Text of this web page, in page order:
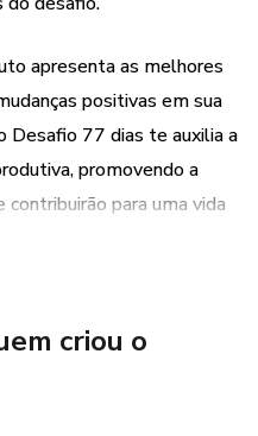
apresenta as melhores
positivas em sua
Desafio 77 dias te auxilia a
promovendo a
para uma vida
que te ajuda a
espírito. Com exercícios e
criou o